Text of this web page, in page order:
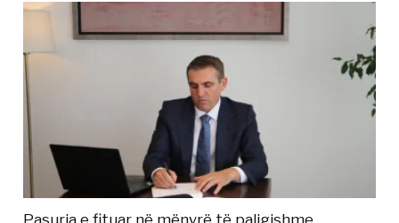
Pasuria e fituar në mënyrë të paligjshme,